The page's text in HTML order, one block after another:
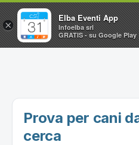
Home
Utilità
Prova per cani
cerca
×
Elba Eventi App
Infoelba srl
GRATIS - su Google Play